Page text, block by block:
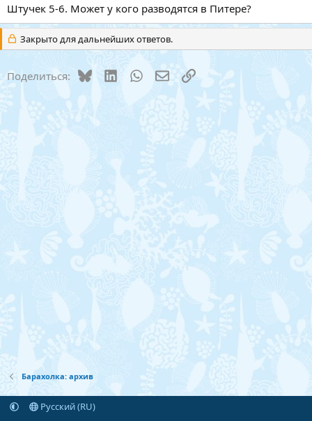
Штучек 5-6. Может у кого разводятся в Питере?
Закрыто для дальнейших ответов.
Поделиться: BlueskyLinkedInWhatsAppЭлектронная почта
Ссылка
Барахолка: архив
Русский (RU)